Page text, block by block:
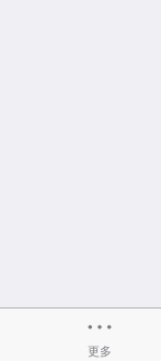
更多